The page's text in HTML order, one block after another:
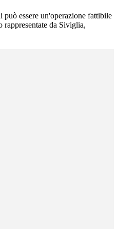
essere un'operazione fattibile
rappresentate da Siviglia,